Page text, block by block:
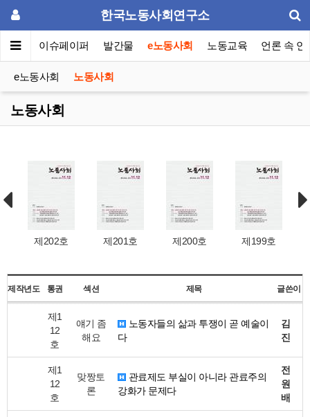
한국노동사회연구소
포럼 이슈페이퍼 발간물 e노동사회 노동교육 언론 속 연
e노동사회 노동사회
노동사회
제202호 제201호 제200호 제199호
제작년도 통권 섹션 제목 글쓴이
제1
12
호
얘기 좀
해요
노동자들의 삶과 투쟁이 곧 예술이
다
김
진
제1
12
호
맞짱토
론
관료제도 부실이 아니라 관료주의
강화가 문제다
전
원
배